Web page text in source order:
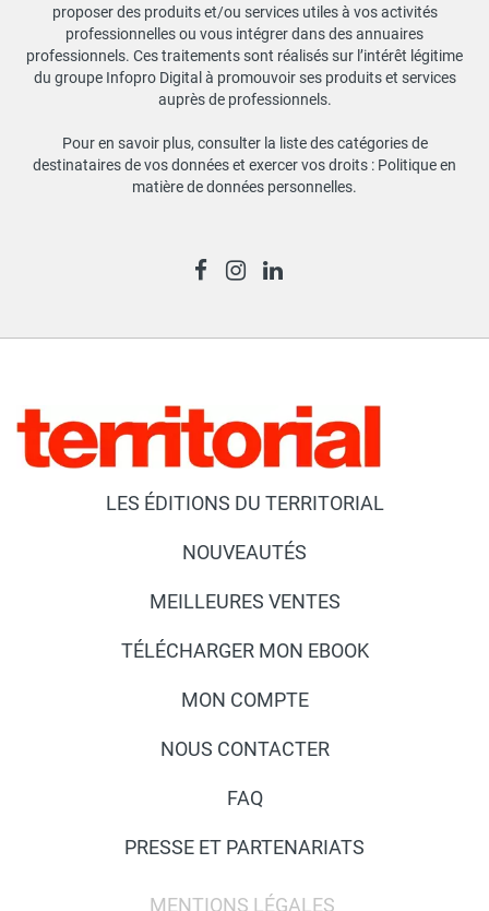
proposer des produits et/ou services utiles à vos activités
professionnelles ou vous intégrer dans des annuaires
professionnels. Ces traitements sont réalisés sur l’intérêt légitime
du groupe Infopro Digital à promouvoir ses produits et services
auprès de professionnels.
Pour en savoir plus, consulter la liste des catégories de
destinataires de vos données et exercer vos droits : Politique en
matière de données personnelles.
LES ÉDITIONS DU TERRITORIAL
NOUVEAUTÉS
MEILLEURES VENTES
TÉLÉCHARGER MON EBOOK
MON COMPTE
NOUS CONTACTER
FAQ
PRESSE ET PARTENARIATS
MENTIONS LÉGALES